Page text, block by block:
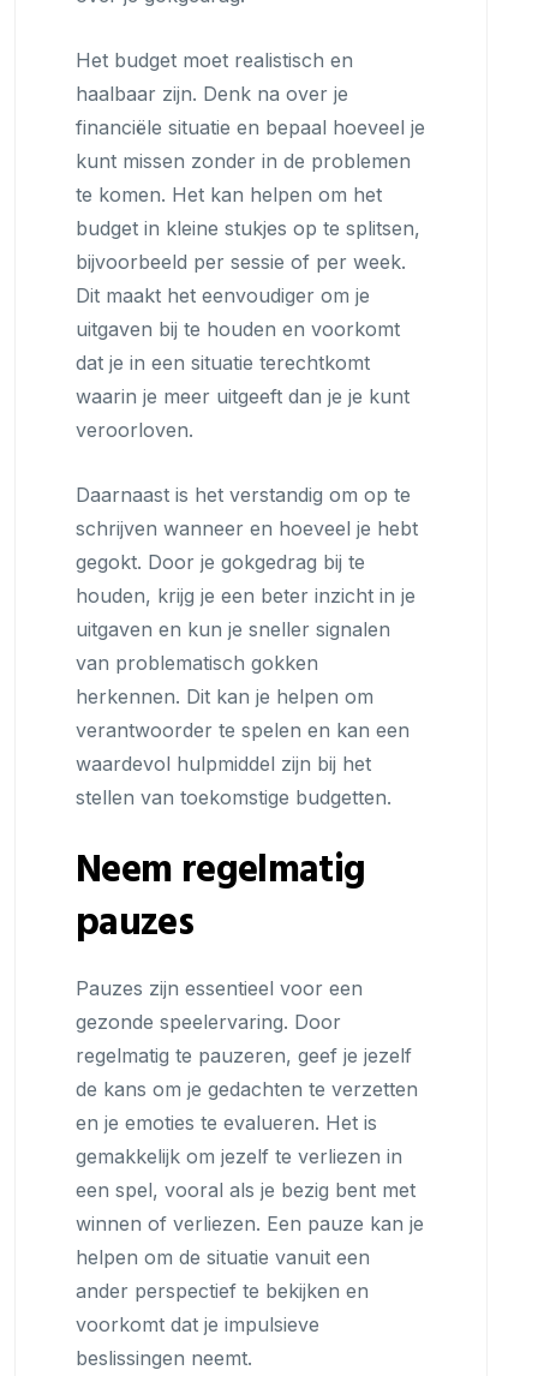
Het budget moet realistisch en
haalbaar zijn. Denk na over je
financiële situatie en bepaal hoeveel je
kunt missen zonder in de problemen
te komen. Het kan helpen om het
budget in kleine stukjes op te splitsen,
bijvoorbeeld per sessie of per week.
Dit maakt het eenvoudiger om je
uitgaven bij te houden en voorkomt
dat je in een situatie terechtkomt
waarin je meer uitgeeft dan je je kunt
veroorloven.
Daarnaast is het verstandig om op te
schrijven wanneer en hoeveel je hebt
gegokt. Door je gokgedrag bij te
houden, krijg je een beter inzicht in je
uitgaven en kun je sneller signalen
van problematisch gokken
herkennen. Dit kan je helpen om
verantwoorder te spelen en kan een
waardevol hulpmiddel zijn bij het
stellen van toekomstige budgetten.
Neem regelmatig
pauzes
Pauzes zijn essentieel voor een
gezonde speelervaring. Door
regelmatig te pauzeren, geef je jezelf
de kans om je gedachten te verzetten
en je emoties te evalueren. Het is
gemakkelijk om jezelf te verliezen in
een spel, vooral als je bezig bent met
winnen of verliezen. Een pauze kan je
helpen om de situatie vanuit een
ander perspectief te bekijken en
voorkomt dat je impulsieve
beslissingen neemt.